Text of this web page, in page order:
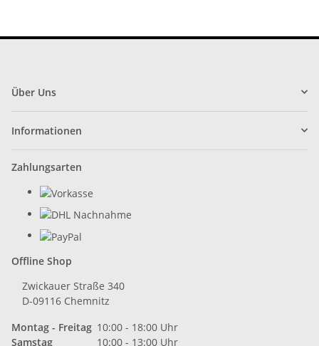
Über Uns
Informationen
Zahlungsarten
Offline Shop
Zwickauer Straße 340
D-09116 Chemnitz
Montag - Freitag 10:00 - 18:00 Uhr
Samstag
10:00 - 13:00 Uhr